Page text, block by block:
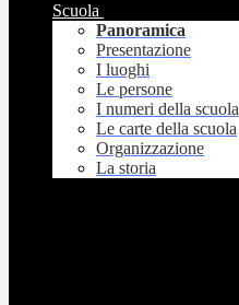
Scuola
Panoramica
Presentazione
I luoghi
Le persone
I numeri della scuola
Le carte della scuola
Organizzazione
La storia